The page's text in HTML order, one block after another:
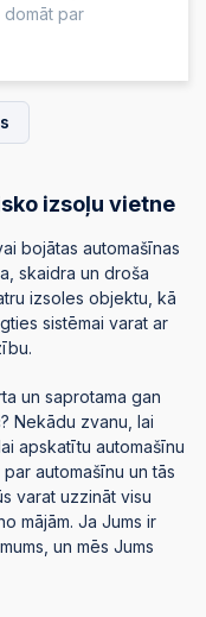
domāt par
izsoļu vietne
bojātas automašīnas
skaidra un droša
izsoles objektu, kā
sistēmai varat ar
un saprotama gan
Nekādu zvanu, lai
apskatītu automašīnu
automašīnu un tās
varat uzzināt visu
mājām. Ja Jums ir
un mēs Jums